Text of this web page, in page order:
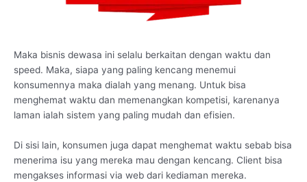
Maka bisnis dewasa ini selalu berkaitan dengan waktu dan
speed. Maka, siapa yang paling kencang menemui
konsumennya maka dialah yang menang. Untuk bisa
menghemat waktu dan memenangkan kompetisi, karenanya
laman ialah sistem yang paling mudah dan efisien.
Di sisi lain, konsumen juga dapat menghemat waktu sebab bisa
menerima isu yang mereka mau dengan kencang. Client bisa
mengakses informasi via web dari kediaman mereka.